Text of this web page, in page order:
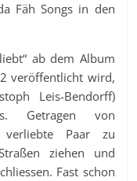
Fäh Songs in den
ab dem Album
veröffentlicht wird,
Leis-Bendorff)
Getragen von
Paar zu
ziehen und
Fast schon